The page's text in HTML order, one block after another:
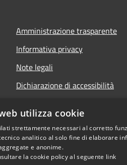
Amministrazione trasparente
Informativa privacy
Note legali
Dichiarazione di accessibilità
utilizza cookie
strettamente necessari al corretto
analitico al solo fine di elaborare
e anonime.
la cookie policy al seguente link